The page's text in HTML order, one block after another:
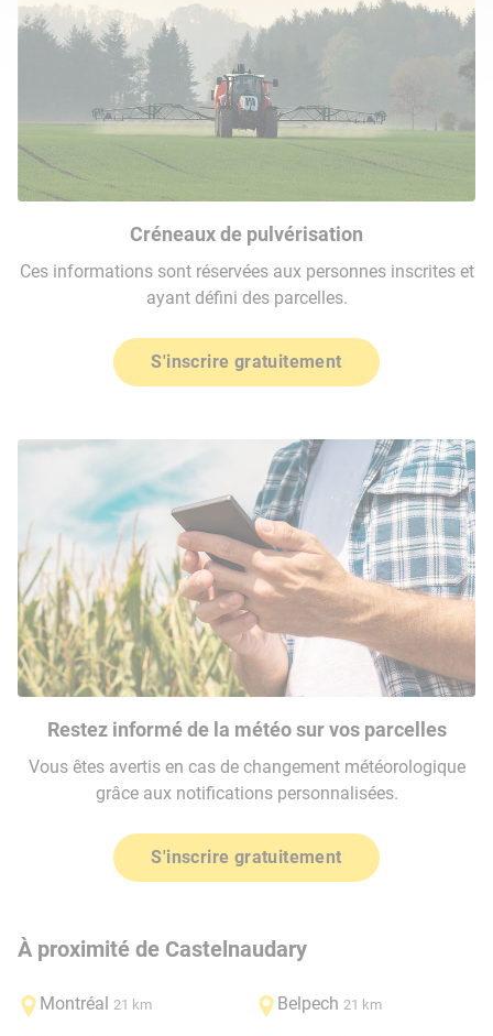
Créneaux de pulvérisation
Ces informations sont réservées aux personnes inscrites et
ayant défini des parcelles.
S'inscrire gratuitement
Restez informé de la météo sur vos parcelles
Vous êtes avertis en cas de changement météorologique
grâce aux notifications personnalisées.
S'inscrire gratuitement
À proximité de Castelnaudary
Montréal 21 km Belpech 21 km